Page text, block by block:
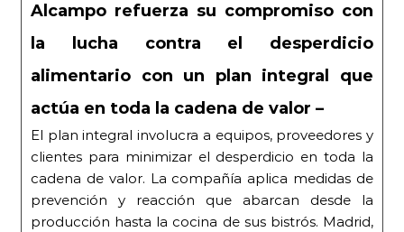
alimentario con un plan integral que
actúa en toda la cadena de valor –
El plan integral involucra a equipos, proveedores y
cadena de valor. La compañía aplica medidas de
prevención y reacción que abarcan desde la
producción hasta la cocina de sus bistrós. Madrid,
19 de septiembre de 2025. En el marco de la
Semana contra el Desperdicio Alimentario,
Alcampo […]